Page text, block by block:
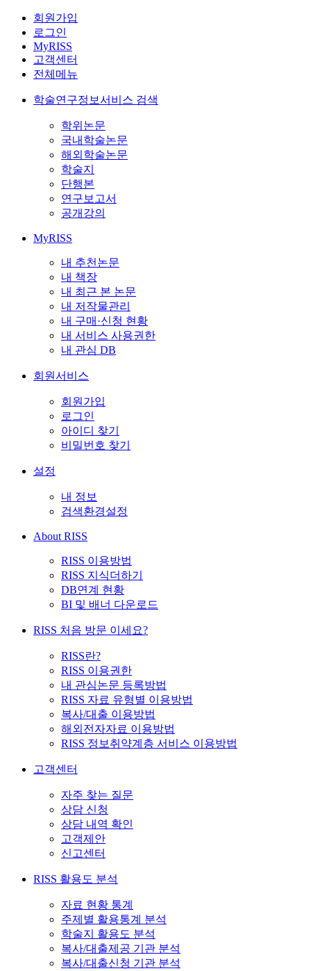
회원가입
로그인
MyRISS
고객센터
전체메뉴
학술연구정보서비스 검색
학위논문
국내학술논문
해외학술논문
학술지
단행본
연구보고서
공개강의
MyRISS
내 추천논문
내 책장
내 최근 본 논문
내 저작물관리
내 구매·신청 현황
내 서비스 사용권한
내 관심 DB
회원서비스
회원가입
로그인
아이디 찾기
비밀번호 찾기
설정
내 정보
검색환경설정
About RISS
RISS 이용방법
RISS 지식더하기
DB연계 현황
BI 및 배너 다운로드
RISS 처음 방문 이세요?
RISS란?
RISS 이용권한
내 관심논문 등록방법
RISS 자료 유형별 이용방법
복사/대출 이용방법
해외전자자료 이용방법
RISS 정보취약계층 서비스 이용방법
고객센터
자주 찾는 질문
상담 신청
상담 내역 확인
고객제안
신고센터
RISS 활용도 분석
자료 현황 통계
주제별 활용통계 분석
학술지 활용도 분석
복사/대출제공 기관 분석
복사/대출신청 기관 분석